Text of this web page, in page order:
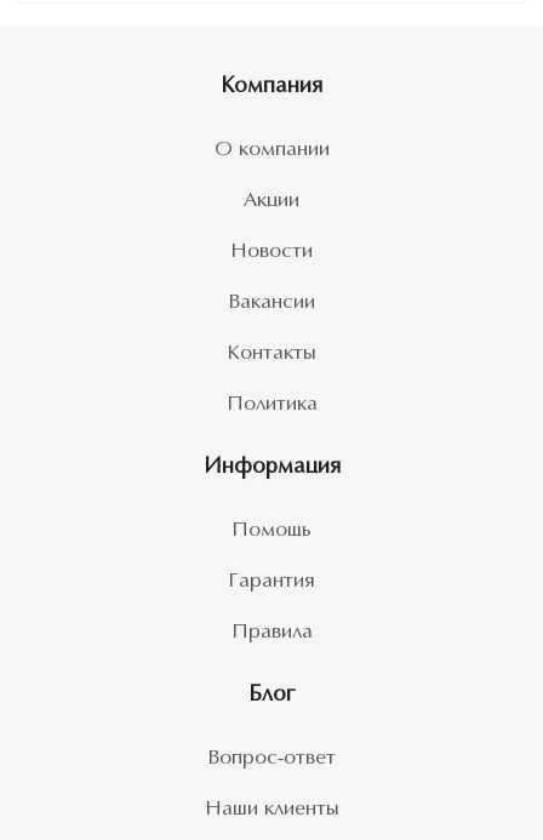
Компания
О компании
Акции
Новости
Вакансии
Контакты
Политика
Информация
Помощь
Гарантия
Правила
Блог
Вопрос-ответ
Наши клиенты